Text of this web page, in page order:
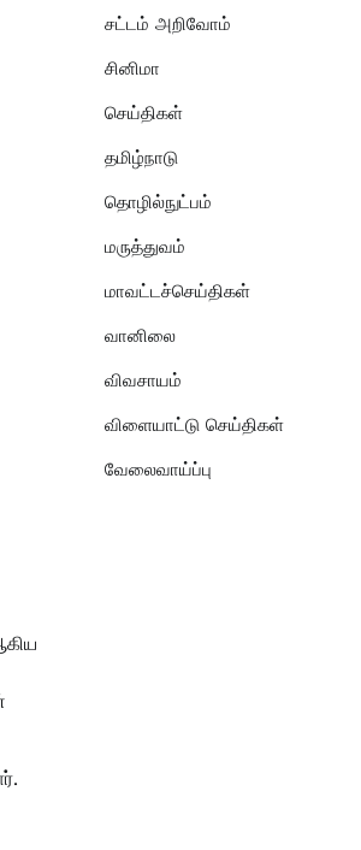
சட்டம் அறிவோம்
சினிமா
செய்திகள்
தமிழ்நாடு
தொழில்நுட்பம்
மருத்துவம்
மாவட்டச்செய்திகள்
வானிலை
விவசாயம்
விளையாட்டு செய்திகள்
வேலைவாய்ப்பு